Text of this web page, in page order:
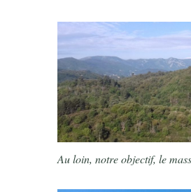
Au loin, notre objectif, le